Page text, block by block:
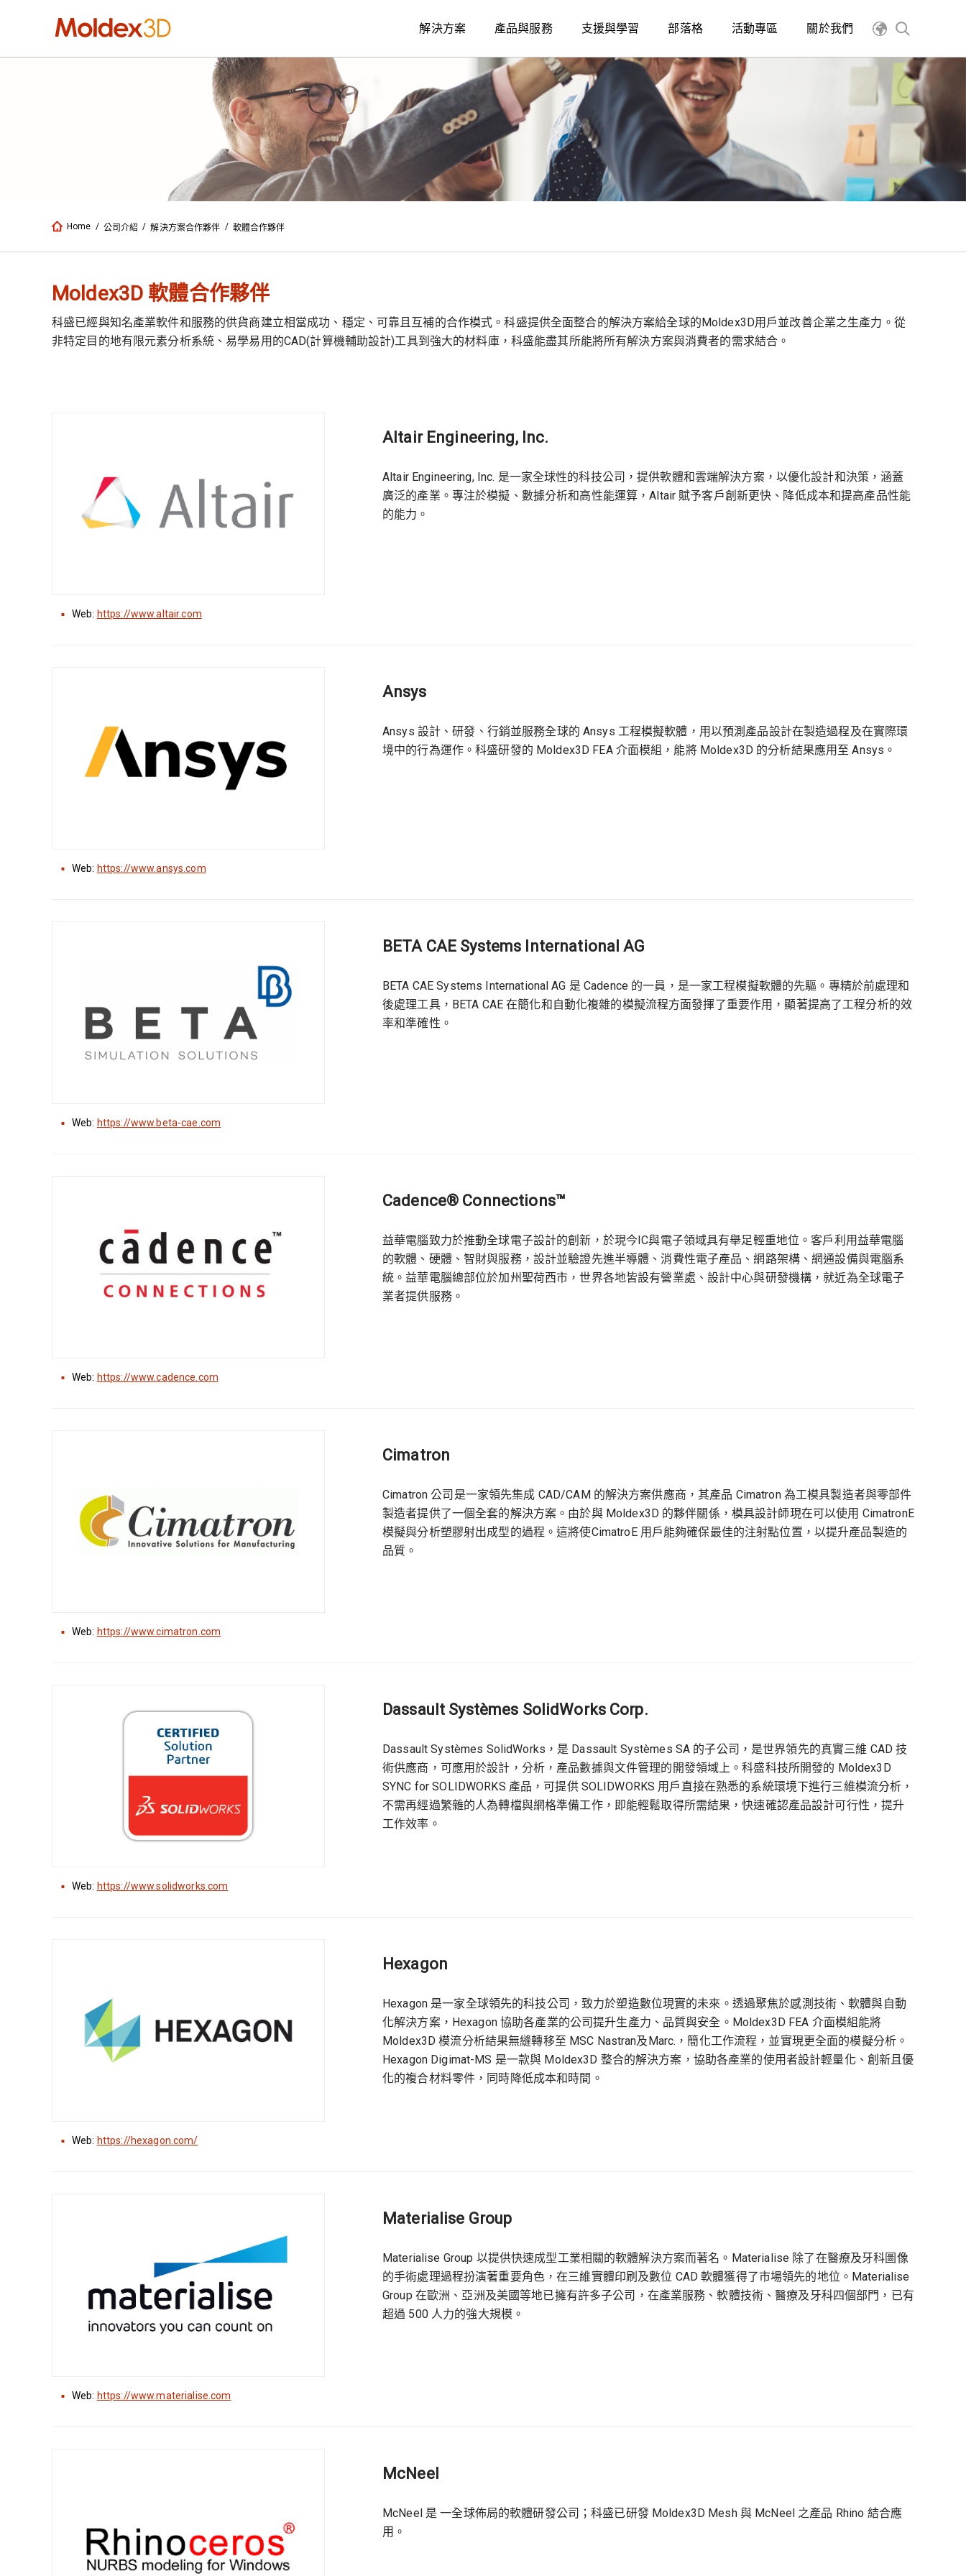
解決方案 產品與服務 支援與學習 部落格 活動專區 關於我們
Home / 公司介紹 / 解決方案合作夥伴 / 軟體合作夥伴
Moldex3D 軟體合作夥伴
科盛已經與知名產業軟件和服務的供貨商建立相當成功、穩定、可靠且互補的合作模式。科盛提供全面整合的解決方案給全球的Moldex3D用戶並改善企業之生產力。從
非特定目的地有限元素分析系統、易學易用的CAD(計算機輔助設計)工具到強大的材料庫，科盛能盡其所能將所有解決方案與消費者的需求結合。
Web: https://www.altair.com
Altair Engineering, Inc.
Altair Engineering, Inc. 是一家全球性的科技公司，提供軟體和雲端解決方案，以優化設計和決策，涵蓋
廣泛的產業。專注於模擬、數據分析和高性能運算，Altair 賦予客戶創新更快、降低成本和提高產品性能
的能力。
Web: https://www.ansys.com
Ansys
Ansys 設計、研發、行銷並服務全球的 Ansys 工程模擬軟體，用以預測產品設計在製造過程及在實際環
境中的行為運作。科盛研發的 Moldex3D FEA 介面模組，能將 Moldex3D 的分析結果應用至 Ansys。
Web: https://www.beta-cae.com
BETA CAE Systems International AG
BETA CAE Systems International AG 是 Cadence 的一員，是一家工程模擬軟體的先驅。專精於前處理和
後處理工具，BETA CAE 在簡化和自動化複雜的模擬流程方面發揮了重要作用，顯著提高了工程分析的效
率和準確性。
Web: https://www.cadence.com
Cadence® Connections™
益華電腦致力於推動全球電子設計的創新，於現今IC與電子領域具有舉足輕重地位。客戶利用益華電腦
的軟體、硬體、智財與服務，設計並驗證先進半導體、消費性電子產品、網路架構、網通設備與電腦系
統。益華電腦總部位於加州聖荷西市，世界各地皆設有營業處、設計中心與研發機構，就近為全球電子
業者提供服務。
Web: https://www.cimatron.com
Cimatron
Cimatron 公司是一家領先集成 CAD/CAM 的解決方案供應商，其產品 Cimatron 為工模具製造者與零部件
製造者提供了一個全套的解決方案。由於與 Moldex3D 的夥伴關係，模具設計師現在可以使用 CimatronE
模擬與分析塑膠射出成型的過程。這將使CimatroE 用戶能夠確保最佳的注射點位置，以提升產品製造的
品質。
Web: https://www.solidworks.com
Dassault Systèmes SolidWorks Corp.
Dassault Systèmes SolidWorks，是 Dassault Systèmes SA 的子公司，是世界領先的真實三維 CAD 技
術供應商，可應用於設計，分析，產品數據與文件管理的開發領域上。科盛科技所開發的 Moldex3D
SYNC for SOLIDWORKS 產品，可提供 SOLIDWORKS 用戶直接在熟悉的系統環境下進行三維模流分析，
不需再經過繁雜的人為轉檔與網格準備工作，即能輕鬆取得所需結果，快速確認產品設計可行性，提升
工作效率。
Web: https://hexagon.com/
Hexagon
Hexagon 是一家全球領先的科技公司，致力於塑造數位現實的未來。透過聚焦於感測技術、軟體與自動
化解決方案，Hexagon 協助各產業的公司提升生產力、品質與安全。Moldex3D FEA 介面模組能將
Moldex3D 模流分析結果無縫轉移至 MSC Nastran及Marc.，簡化工作流程，並實現更全面的模擬分析。
Hexagon Digimat-MS 是一款與 Moldex3D 整合的解決方案，協助各產業的使用者設計輕量化、創新且優
化的複合材料零件，同時降低成本和時間。
Web: https://www.materialise.com
Materialise Group
Materialise Group 以提供快速成型工業相關的軟體解決方案而著名。Materialise 除了在醫療及牙科圖像
的手術處理過程扮演著重要角色，在三維實體印刷及數位 CAD 軟體獲得了市場領先的地位。Materialise
Group 在歐洲、亞洲及美國等地已擁有許多子公司，在產業服務、軟體技術、醫療及牙科四個部門，已有
超過 500 人力的強大規模。
McNeel
McNeel 是 一全球佈局的軟體研發公司；科盛已研發 Moldex3D Mesh 與 McNeel 之產品 Rhino 結合應
用。